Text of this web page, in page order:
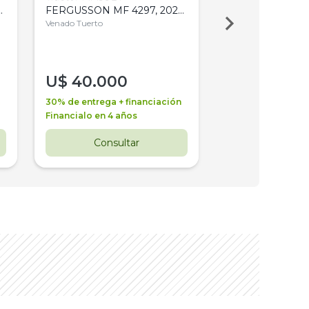
FERGUSSON MF 4297, 2020,
4WD, PATON
Venado Tuerto
U$ 40.000
30% de entrega + financiación
Financialo en 4 años
Consultar
Venado Tuerto